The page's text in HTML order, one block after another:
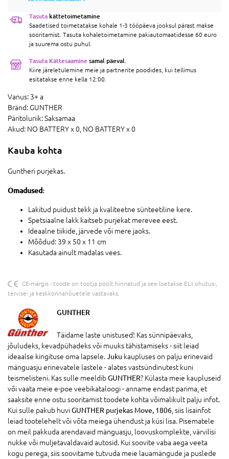
Tasuta kättetoimetamine
Saadetised toimetatakse kohale 1-3 tööpäeva jooksul pärast makse
sooritamist. Tasuta kohaletoimetamine pakiautomaatidesse 60 euro
ja suurema ostu puhul.
Tasuta Kättesaamine samal päeval.
Kiire järeletulemine meie ja partnerite poodides, kui tellimus
esitatakse enne kella 12:00.
Vanus: 3+ a
Bränd: GUNTHER
Päritoluriik:Saksamaa
Akud: NO BATTERY x 0, NO BATTERY x 0
Kauba kohta
Guntheri purjekas.
Omadused:
Lakitud puidust tekk ja kvaliteetne sünteetiline kere.
Spetsiaalne lakk kaitseb purjekat merevee eest.
Ideaalne tiikide, järvede või mere jaoks.
Mõõdud: 39 x 50 x 11 cm
Kasutada ainult madalas vees.
CE-märgis - toode on tootja poolt hinnatud ja see loetakse EL-i ohutus-,
tervise- ja keskkonnanõuetele vastavaks.
GUNTHER
Täidame laste unistused! Kas sünnipäevaks,
jõuludeks, kevadpühadeks või muuks tähistamiseks - siit leiad
ideaalse kingituse oma lapsele.Juku kaupluses on palju erinevaid
mänguasju erinevatele lastele - alates vastsündinutest kuni
teismelisteni. Kas sulle meeldibGUNTHER? Külasta meie kaupluseid
või vaata meie e-poe veebikataloogi - anname endast parima, et
saaksite enne ostu sooritamist toodete kohta võimalikult palju infot.
Kui sulle pakub huviGUNTHER purjekas Move, 1806 , siis lisainfot
leiad tootelehelt või võta meiega ühendust ja küsi lisa. Pisematele
on meil pakkuda arendavaid mänguasju, loovuskomplekte, värvilisi
nukke või muljetavaldavaid autosid. Kui soovite vaba aega veeta
kogu perega, siis soovitame tutvuda meie lauamängude ja puslede